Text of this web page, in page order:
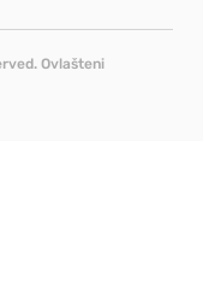
Ovlašteni